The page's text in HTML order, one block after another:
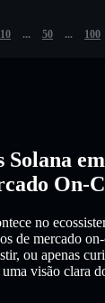
10 ... 50 ... 100
Solana
On-
no
de mercado
ou apenas
visão clara